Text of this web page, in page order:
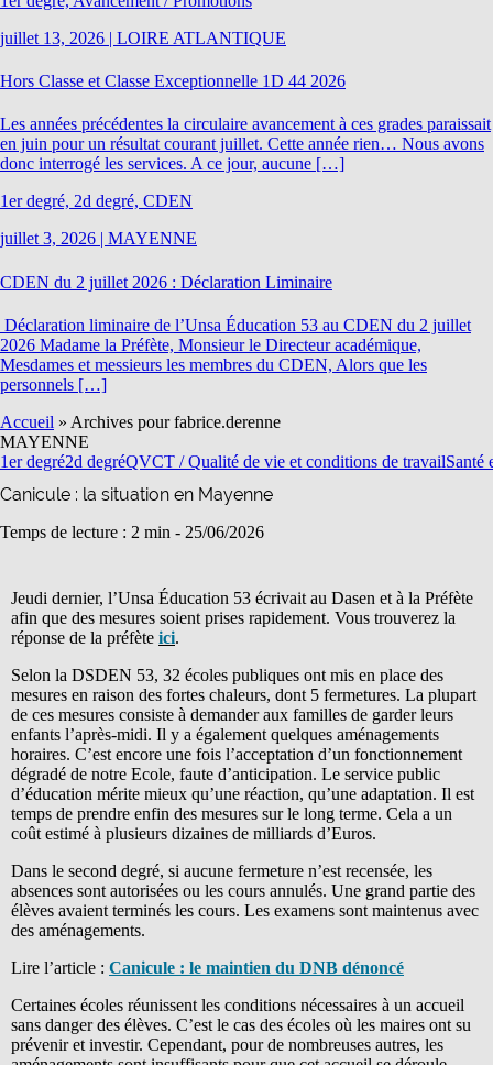
juillet 13, 2026 | LOIRE ATLANTIQUE
Hors Classe et Classe Exceptionnelle 1D 44 2026
Les années précédentes la circulaire avancement à ces grades paraissait
en juin pour un résultat courant juillet. Cette année rien… Nous avons
donc interrogé les services. A ce jour, aucune […]
1er degré, 2d degré, CDEN
juillet 3, 2026 | MAYENNE
CDEN du 2 juillet 2026 : Déclaration Liminaire
Déclaration liminaire de l’Unsa Éducation 53 au CDEN du 2 juillet
2026 Madame la Préfète, Monsieur le Directeur académique,
Mesdames et messieurs les membres du CDEN, Alors que les
personnels […]
Accueil » Archives pour fabrice.derenne
MAYENNE
1er degré2d degréQVCT / Qualité de vie et conditions de travailSanté
Canicule : la situation en Mayenne
Temps de lecture : 2 min - 25/06/2026
Jeudi dernier, l’Unsa Éducation 53 écrivait au Dasen et à la Préfète
afin que des mesures soient prises rapidement. Vous trouverez la
réponse de la préfète ici.
Selon la DSDEN 53, 32 écoles publiques ont mis en place des
mesures en raison des fortes chaleurs, dont 5 fermetures. La plupart
de ces mesures consiste à demander aux familles de garder leurs
enfants l’après-midi. Il y a également quelques aménagements
horaires. C’est encore une fois l’acceptation d’un fonctionnement
dégradé de notre Ecole, faute d’anticipation. Le service public
d’éducation mérite mieux qu’une réaction, qu’une adaptation. Il est
temps de prendre enfin des mesures sur le long terme. Cela a un
coût estimé à plusieurs dizaines de milliards d’Euros.
Dans le second degré, si aucune fermeture n’est recensée, les
absences sont autorisées ou les cours annulés. Une grand partie des
élèves avaient terminés les cours. Les examens sont maintenus avec
des aménagements.
Lire l’article : Canicule : le maintien du DNB dénoncé
Certaines écoles réunissent les conditions nécessaires à un accueil
sans danger des élèves. C’est le cas des écoles où les maires ont su
prévenir et investir. Cependant, pour de nombreuses autres, les